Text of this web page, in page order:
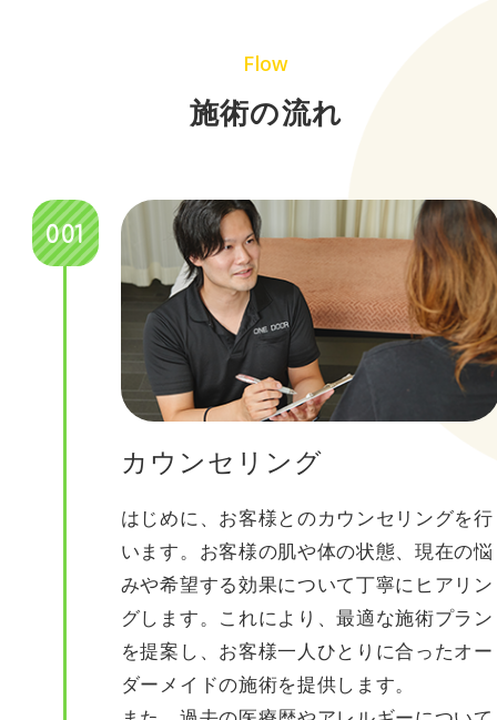
Flow
施術の流れ
001
カウンセリング
はじめに、お客様とのカウンセリングを行
います。お客様の肌や体の状態、現在の悩
みや希望する効果について丁寧にヒアリン
グします。これにより、最適な施術プラン
を提案し、お客様一人ひとりに合ったオー
ダーメイドの施術を提供します。